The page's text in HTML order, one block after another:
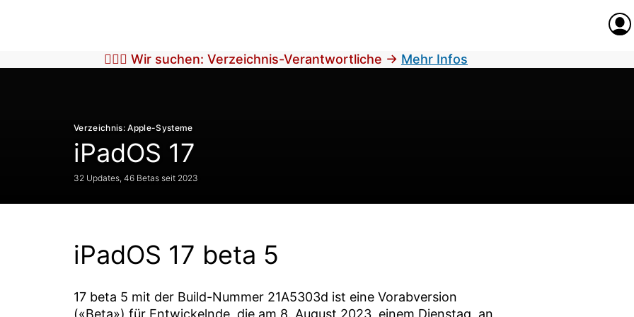
🕵🏼‍♀️ Wir suchen: Verzeichnis-Verantwortliche → Mehr Infos
Verzeichnis: Apple-Systeme
iPadOS 17
32 Updates, 46 Betas seit 2023
iPadOS 17 beta 5
17 beta 5 mit der Build-Nummer 21A5303d ist eine Vorabversion
(«Beta») für Entwickelnde, die am 8. August 2023, einem Dienstag, an